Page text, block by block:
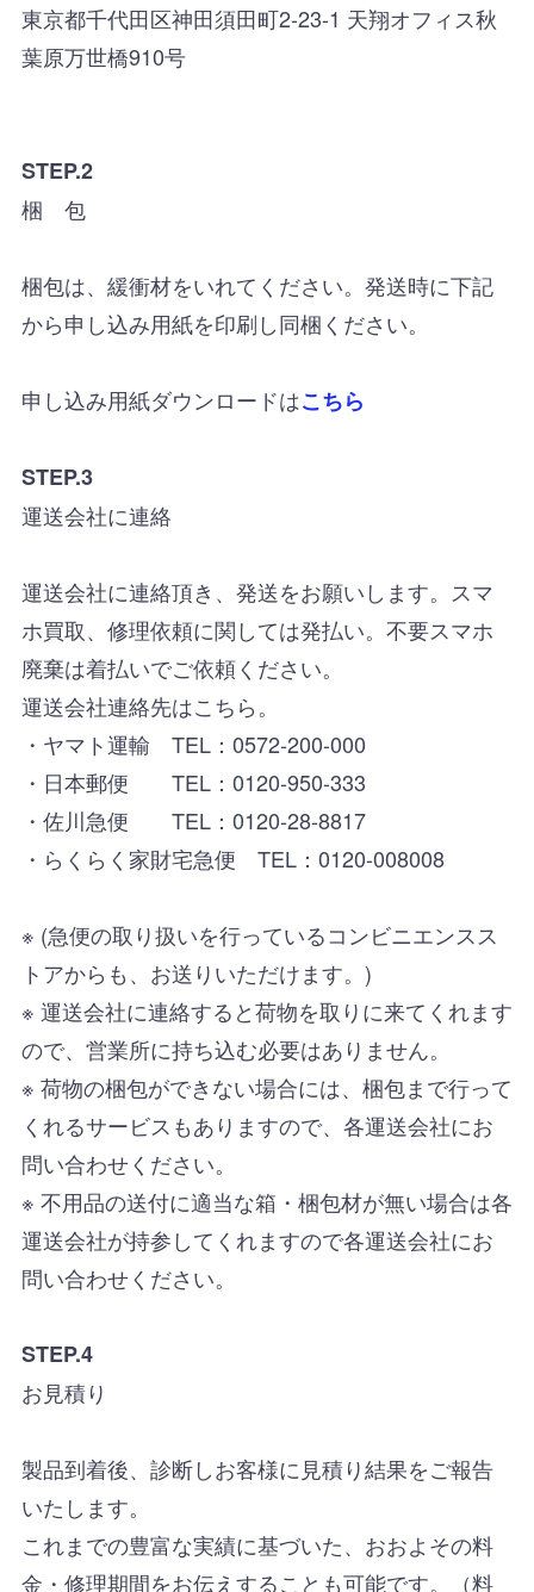
東京都千代田区神田須田町2-23-1 天翔オフィス秋
葉原万世橋910号
STEP.2
梱 包
梱包は、緩衝材をいれてください。発送時に下記
から申し込み用紙を印刷し同梱ください。
申し込み用紙ダウンロードはこちら
STEP.3
運送会社に連絡
運送会社に連絡頂き、発送をお願いします。スマ
ホ買取、修理依頼に関しては発払い。不要スマホ
廃棄は着払いでご依頼ください。
運送会社連絡先はこちら。
・ヤマト運輸 TEL：0572-200-000
・日本郵便 TEL：0120-950-333
・佐川急便 TEL：0120-28-8817
・らくらく家財宅急便 TEL：0120-008008
※ (急便の取り扱いを行っているコンビニエンスス
トアからも、お送りいただけます。)
※ 運送会社に連絡すると荷物を取りに来てくれます
ので、営業所に持ち込む必要はありません。
※ 荷物の梱包ができない場合には、梱包まで行って
くれるサービスもありますので、各運送会社にお
問い合わせください。
※ 不用品の送付に適当な箱・梱包材が無い場合は各
運送会社が持参してくれますので各運送会社にお
問い合わせください。
STEP.4
お見積り
製品到着後、診断しお客様に見積り結果をご報告
いたします。
これまでの豊富な実績に基づいた、おおよその料
金・修理期間をお伝えすることも可能です。（料